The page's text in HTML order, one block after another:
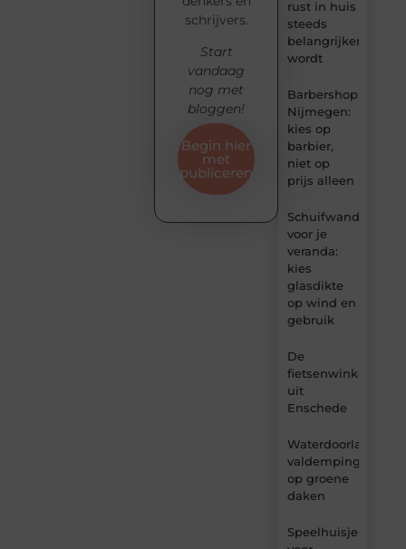
rust in huis
steeds
belangrijker
wordt
Barbershop
Nijmegen:
kies op
barbier,
niet op
prijs alleen
Schuifwand
voor je
veranda:
kies
glasdikte
op wind en
gebruik
De
fietsenwinkel
uit
Enschede
Waterdoorlatende
valdemping
op groene
daken
Speelhuisje
schrijvers.
Start
vandaag
nog met
bloggen!
Begin hier
met
publiceren